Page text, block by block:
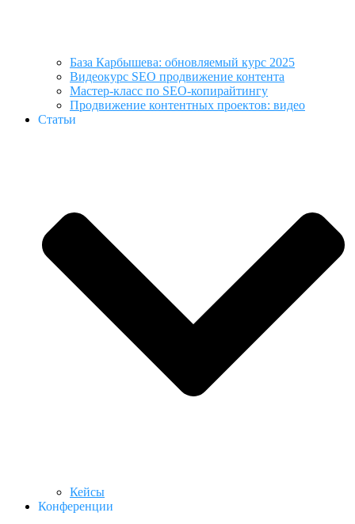
База Карбышева: обновляемый курс 2025
Видеокурс SEO продвижение контента
Мастер-класс по SEO-копирайтингу
Продвижение контентных проектов: видео
Статьи
Кейсы
Конференции